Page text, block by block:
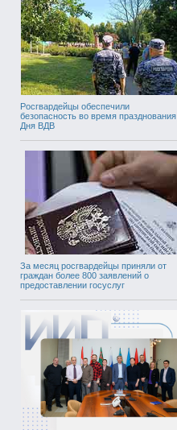
Росгвардейцы обеспечили
безопасность во время празднования
Дня ВДВ
За месяц росгвардейцы приняли от
граждан более 800 заявлений о
предоставлении госуслуг